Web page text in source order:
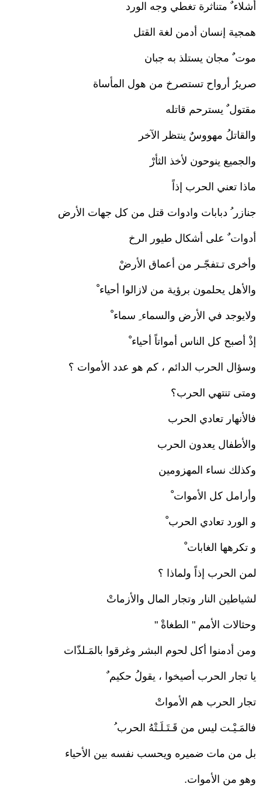
أشلاء ٌ متناثرة تغطي وجه الورد
همجية إنسان أدمن لغة القتل
موت ٌ مجان يستلذ به جبان
صريرُ أرواح تستصرخ من هول المأساة
مقتول ٌ يسترحم قاتله
والقاتلُ مهووسٌ ينتظر الآخر
والجميع ينوحون لأخذ الثأرْ
ماذا تعني الحرب إذاً
جنازر ُ دبابات وادوات قتل من كل جهات الأرض
أدوات ٌ على أشكال طيور الرخ
وأخرى تـتفجّـر من أعماق الأرضْ
والأهل يحلمون برؤية من لازالوا أحياء ْ
ولايوجد في الأرض والسماء ِ سماء ْ
إذْ أصبح كل الناس أمواتاً أحياء ْ
وسؤال الحرب الدائم ، كم هو عدد الأموات ؟
ومتى تنتهي الحرب؟
فالأنهار تعادي الحرب
والأطفال يعدون الحرب
وكذلك نساء المهزومين
وأرامل كل الأموات ْ
و الورد تعادي الحرب ْ
و تكرهها الغابات ْ
لمن الحرب إذاً ولماذا ؟
لشياطين النار وتجار المال والأزماتْ
وحثالات الأمم " الطغاةْ "
ومن أدمنوا أكل لحوم البشر وغرقوا بالمَـلذّات
يا تجار الحرب أصيخوا ، يقولُ حكيم ٌ
تجار الحرب هم الأمواتْ
فالمَـيْـت ليس من قَـتَـلَـتْهُ الحرب ُ
بل من مات ضميره ويحسب نفسه بين الأحياء
وهو من الأموات.